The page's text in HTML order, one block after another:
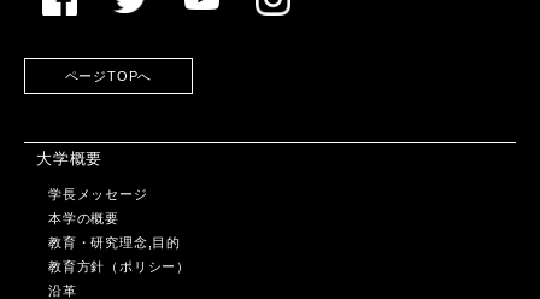
ページTOPへ
大学概要
学長メッセージ
本学の概要
教育・研究理念,目的
教育方針（ポリシー）
沿革